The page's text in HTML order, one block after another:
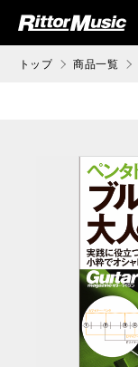
ジック (Rittor Musi
トップ 商品一覧